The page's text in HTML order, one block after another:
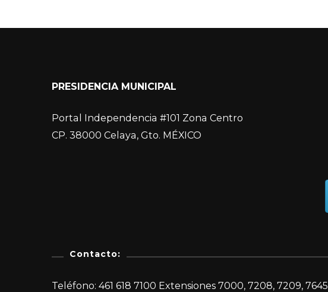
PRESIDENCIA MUNICIPAL
Portal Independencia #101 Zona Centro
CP. 38000 Celaya, Gto. MÉXICO
Contacto:
Teléfono: 461 618 7100 Extensiones 7000, 7208, 7209, 7645